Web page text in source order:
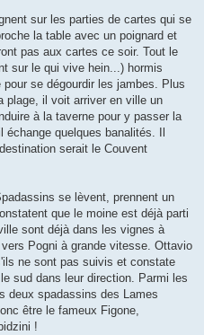
sur les parties de cartes qui se
la table avec un poignard et
pas aux cartes ce soir. Tout le
sur le qui vive hein...) hormis
se dégourdir les jambes. Plus
plage, il voit arriver en ville un
à la taverne pour y passer la
quelques banalités. Il
serait le Couvent
se lèvent, prennent un
que le moine est déjà parti
sont déjà dans les vignes à
Pogni à grande vitesse. Ottavio
ne sont pas suivis et constate
sud dans leur direction. Parmi les
deux spadassins des Lames
être le fameux Figone,
!